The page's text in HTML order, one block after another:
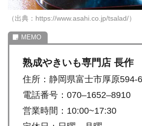
（出典：https://www.asahi.co.jp/tsalad/）
熟成やきいも専門店 長作
住所：静岡県富士市厚原594-6
電話番号：070–1652–8910
営業時間：10:00~17:30